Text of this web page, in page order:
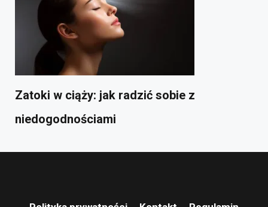
Zatoki w ciąży: jak radzić sobie z
niedogodnościami